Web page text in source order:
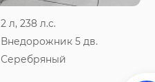
2 л, 238 л.с.
Внедорожник 5 дв.
Серебряный